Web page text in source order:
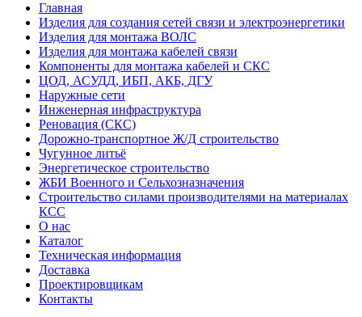
Главная
Изделия для создания сетей связи и электроэнергетики
Изделия для монтажа ВОЛС
Изделия для монтажа кабелей связи
Компоненты для монтажа кабелей и СКС
ЦОД, АСУДД, ИБП, АКБ, ДГУ
Наружные сети
Инженерная инфраструктура
Реновация (СКС)
Дорожно-транспортное Ж/Д строительство
Чугунное литьё
Энергетическое строительство
ЖБИ Военного и Сельхозназначения
Строительство силами производителями на материалах
КСС
О нас
Каталог
Техническая информация
Доставка
Проектировщикам
Контакты